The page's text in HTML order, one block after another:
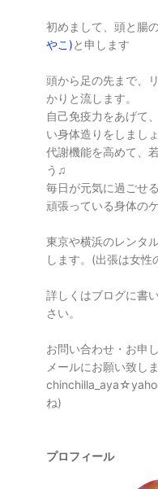
初めまして、頭と腸
やこ)と申します
頭から足の先まで、
かりと流します。
自己免疫力をあげて
い身体造りをしまし
代謝機能を高めて、
う♫
毎日が元気に過ごせ
頑張っている身体の
東京や横浜のレンタ
します。(出張は女性
詳しくはブログに書
さい。
お問い合わせ・お申
メールにお願い致しま
ね)
プロフィール